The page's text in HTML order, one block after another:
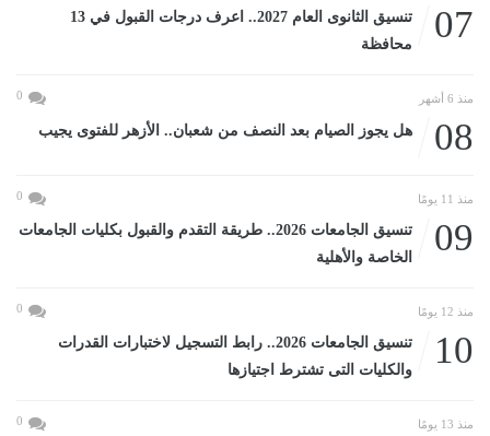
07
تنسيق الثانوى العام 2027.. اعرف درجات القبول في 13
محافظة
منذ 6 أشهر 0
08 هل يجوز الصيام بعد النصف من شعبان.. الأزهر للفتوى يجيب
منذ 11 يومًا 0
09
تنسيق الجامعات 2026.. طريقة التقدم والقبول بكليات الجامعات
الخاصة والأهلية
منذ 12 يومًا 0
10
تنسيق الجامعات 2026.. رابط التسجيل لاختبارات القدرات
والكليات التى تشترط اجتيازها
منذ 13 يومًا 0